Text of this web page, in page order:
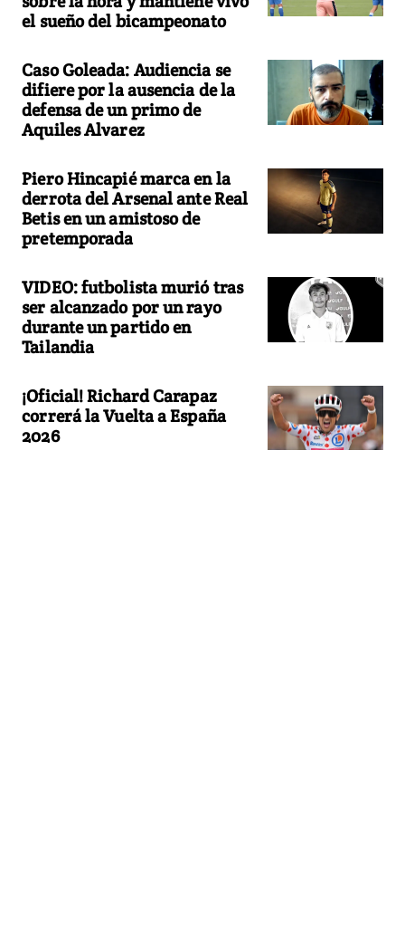
el sueño del bicampeonato
Caso Goleada: Audiencia se
difiere por la ausencia de la
defensa de un primo de
Aquiles Alvarez
Piero Hincapié marca en la
derrota del Arsenal ante Real
Betis en un amistoso de
pretemporada
VIDEO: futbolista murió tras
ser alcanzado por un rayo
durante un partido en
Tailandia
¡Oficial! Richard Carapaz
correrá la Vuelta a España
2026